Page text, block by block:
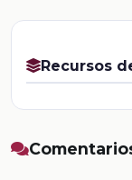
Recursos